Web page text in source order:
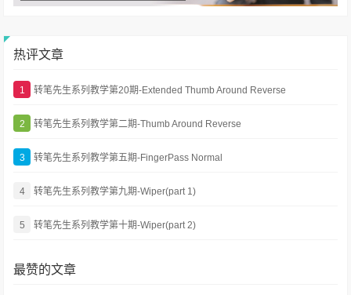
热评文章
1 转笔先生系列教学第20期-Extended Thumb Around Reverse
2 转笔先生系列教学第二期-Thumb Around Reverse
3 转笔先生系列教学第五期-FingerPass Normal
4 转笔先生系列教学第九期-Wiper(part 1)
5 转笔先生系列教学第十期-Wiper(part 2)
最赞的文章